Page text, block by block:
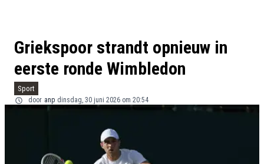
Griekspoor strandt opnieuw in
eerste ronde Wimbledon
Sport
door anp dinsdag, 30 juni 2026 om 20:54